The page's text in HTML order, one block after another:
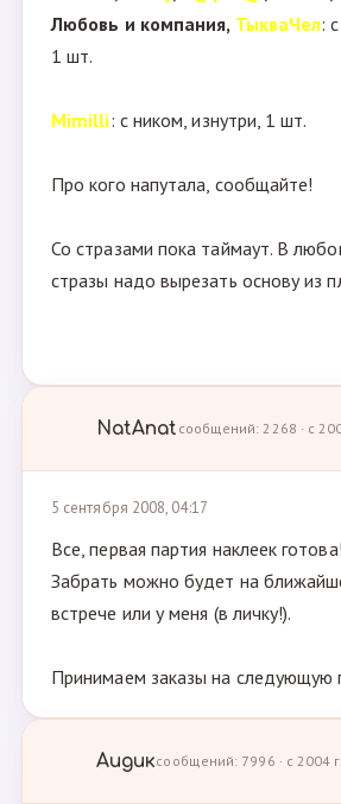
Любовь и компания, ТыкваЧел:
1 шт.
Mimilli: с ником, изнутри, 1 шт.
Про кого напутала, сообщайте!
Со стразами пока таймаут. В
стразы надо вырезать основу из
NatAnat сообщений: 2268 · с
5 сентября 2008, 04:17
Все, первая партия наклеек готова!
Забрать можно будет на
встрече или у меня (в личку!).
Принимаем заказы на следующую
Аидиксообщений: 7996 · с 2004 г.